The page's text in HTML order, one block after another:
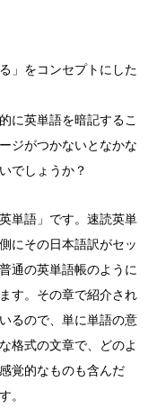
」をコンセプトにした
に英単語を暗記するこ
ジがつかないとなかな
でしょうか？
単語」です。速読英単
にその日本語訳がセッ
通の英単語帳のように
す。その章で紹介され
るので、単に単語の意
格式の文章で、どのよ
覚的なものも含んだ
。